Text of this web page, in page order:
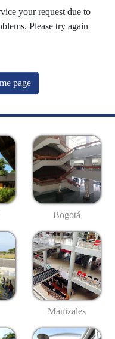
your request due to
Please try again
page
Bogotá
Manizales